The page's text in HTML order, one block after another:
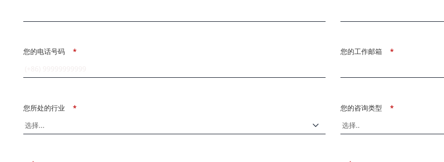
*
您的电话号码 *
您的工作邮箱
*
您所处的行业 *
您的咨询类型